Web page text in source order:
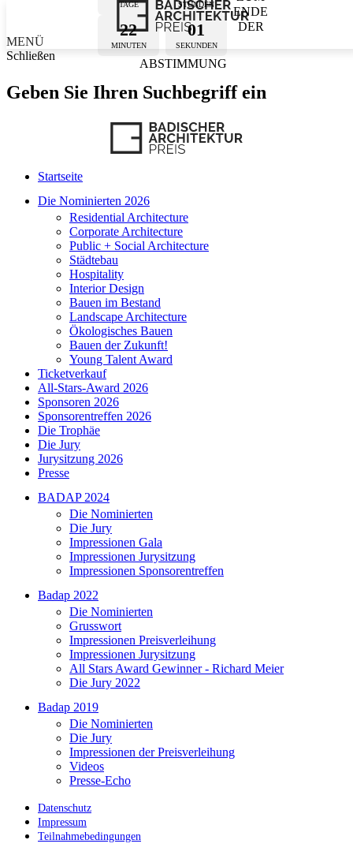
TAGE STUNDEN
22
MINUTEN
01
SEKUNDEN
ENDE
DER
ABSTIMMUNG
MENÜ
Schließen
Geben Sie Ihren Suchbegriff ein
Startseite
Die Nominierten 2026
Residential Architecture
Corporate Architecture
Public + Social Architecture
Städtebau
Hospitality
Interior Design
Bauen im Bestand
Landscape Architecture
Ökologisches Bauen
Bauen der Zukunft!
Young Talent Award
Ticketverkauf
All-Stars-Award 2026
Sponsoren 2026
Sponsorentreffen 2026
Die Trophäe
Die Jury
Jurysitzung 2026
Presse
BADAP 2024
Die Nominierten
Die Jury
Impressionen Gala
Impressionen Jurysitzung
Impressionen Sponsorentreffen
Badap 2022
Die Nominierten
Grusswort
Impressionen Preisverleihung
Impressionen Jurysitzung
All Stars Award Gewinner - Richard Meier
Die Jury 2022
Badap 2019
Die Nominierten
Die Jury
Impressionen der Preisverleihung
Videos
Presse-Echo
Datenschutz
Impressum
Teilnahmebedingungen